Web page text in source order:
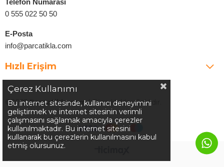
Telefon Numarası
0 555 022 50 50
E-Posta
info@parcatikla.com
Hızlı Erişim
©2025Parcatikla.com| Tüm Hakları Saklıdır.
Çerez Kullanımı
Bu internet sitesinde, kullanıcı deneyimini
geliştirmek ve internet sitesinin verimli
çalışmasını sağlamak amacıyla çerezler
kullanılmaktadır. Bu internet sitesini
kullanarak bu çerezlerin kullanılmasını kabul
etmiş olursunuz.